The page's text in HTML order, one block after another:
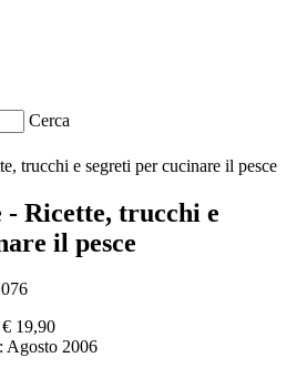
Cerca
- Ricette, trucchi e
il pesce
€ 19,90
Agosto 2006